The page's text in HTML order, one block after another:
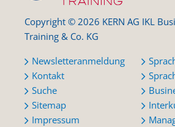
Copyright © 2026 KERN AG IKL
Training & Co. KG
Newsletteranmeldung
Kontakt
Suche
Sitemap
Impressum